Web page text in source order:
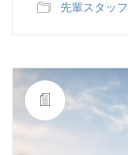
先輩スタッ